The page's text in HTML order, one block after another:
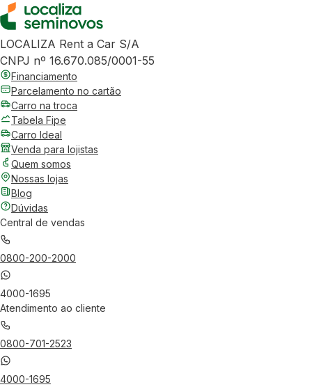
LOCALIZA Rent a Car S/A
CNPJ nº 16.670.085/0001-55
Financiamento
Parcelamento no cartão
Carro na troca
Tabela Fipe
Carro Ideal
Venda para lojistas
Quem somos
Nossas lojas
Blog
Dúvidas
Central de vendas
0800-200-2000
4000-1695
Atendimento ao cliente
0800-701-2523
4000-1695